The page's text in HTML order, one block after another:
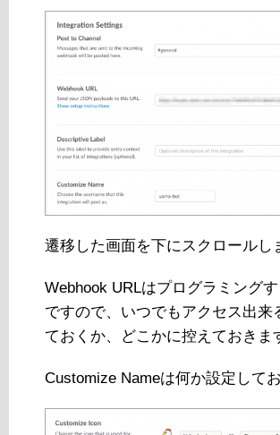
遷移した画面を下にスクロールし
Webhook URLはプログラミング
ですので、いつでもアクセス出来
ておくか、どこかに控えておきま
Customize Nameは何か設定してお